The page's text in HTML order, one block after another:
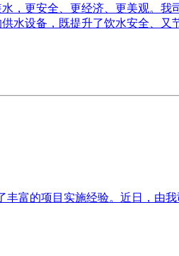
，更安全、更经济、更美观。
水设备，既提升了饮水安全、
丰富的项目实施经验。近日，由